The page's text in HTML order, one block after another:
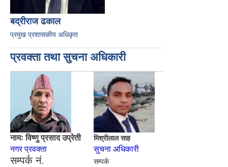
बद्रीराज ढकाल
प्रमुख प्रशासकीय अधिकृत
प्रवक्ता तथा सुचना अधिकारी
नामः विष्णु प्रसाद उप्रेती मिश्रीलाल साह
नगर प्रवक्ता सुचना अधिकारी
सम्पर्क नं.
सम्पर्क